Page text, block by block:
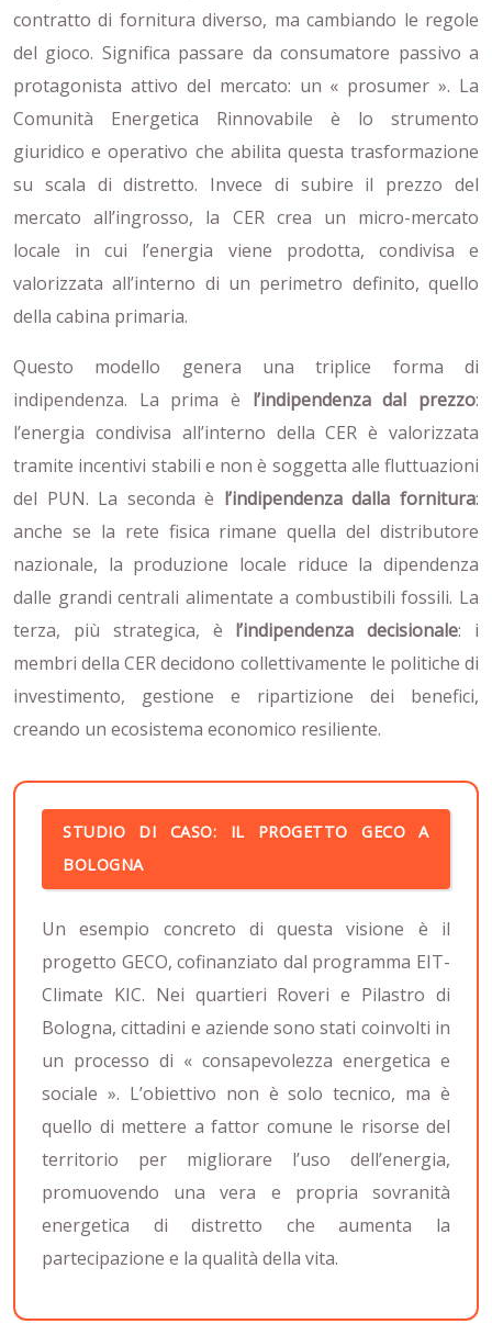
contratto di fornitura diverso, ma cambiando le regole
del gioco. Significa passare da consumatore passivo a
protagonista attivo del mercato: un « prosumer ». La
Comunità Energetica Rinnovabile è lo strumento
giuridico e operativo che abilita questa trasformazione
su scala di distretto. Invece di subire il prezzo del
mercato all’ingrosso, la CER crea un micro-mercato
locale in cui l’energia viene prodotta, condivisa e
valorizzata all’interno di un perimetro definito, quello
della cabina primaria.
Questo modello genera una triplice forma di
indipendenza. La prima è l’indipendenza dal prezzo:
l’energia condivisa all’interno della CER è valorizzata
tramite incentivi stabili e non è soggetta alle fluttuazioni
del PUN. La seconda è l’indipendenza dalla fornitura:
anche se la rete fisica rimane quella del distributore
nazionale, la produzione locale riduce la dipendenza
dalle grandi centrali alimentate a combustibili fossili. La
terza, più strategica, è l’indipendenza decisionale: i
membri della CER decidono collettivamente le politiche di
investimento, gestione e ripartizione dei benefici,
creando un ecosistema economico resiliente.
STUDIO DI CASO: IL PROGETTO GECO A
BOLOGNA
Un esempio concreto di questa visione è il
progetto GECO, cofinanziato dal programma EIT-
Climate KIC. Nei quartieri Roveri e Pilastro di
Bologna, cittadini e aziende sono stati coinvolti in
un processo di « consapevolezza energetica e
sociale ». L’obiettivo non è solo tecnico, ma è
quello di mettere a fattor comune le risorse del
territorio per migliorare l’uso dell’energia,
promuovendo una vera e propria sovranità
energetica di distretto che aumenta la
partecipazione e la qualità della vita.